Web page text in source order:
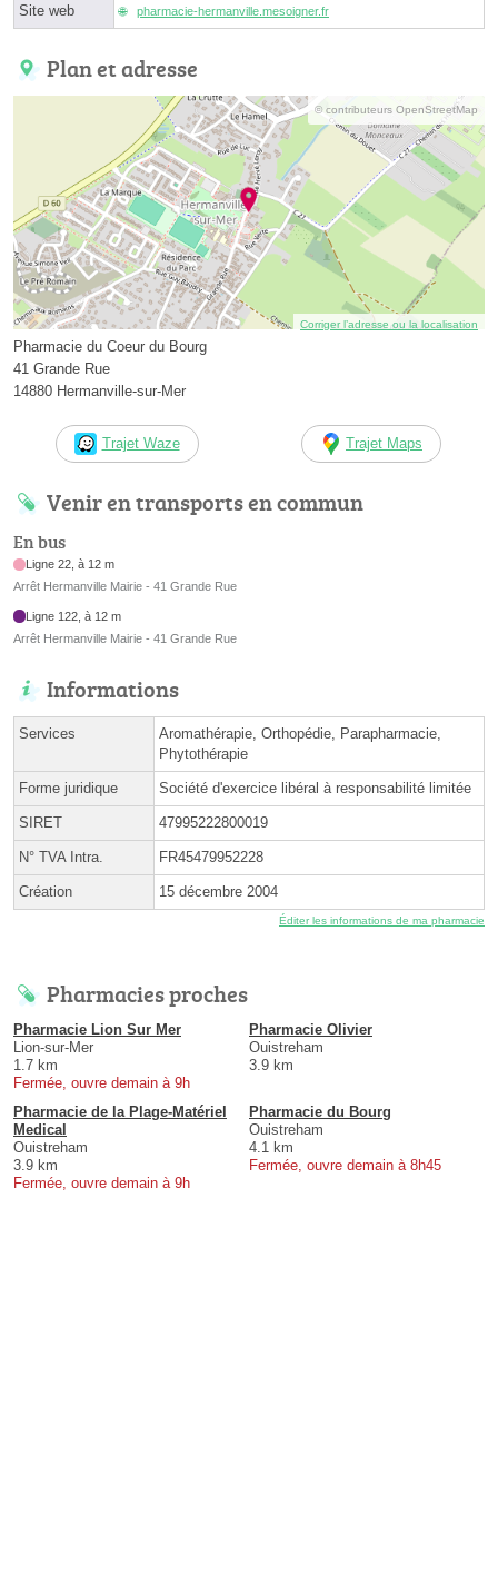
Site web pharmacie-hermanville.mesoigner.fr
Plan et adresse
© contributeurs OpenStreetMap
Corriger l’adresse ou la localisation
Pharmacie du Coeur du Bourg
41 Grande Rue
14880 Hermanville-sur-Mer
Trajet Waze Trajet Maps
Venir en transports en commun
En bus
Ligne 22, à 12 m
Arrêt Hermanville Mairie - 41 Grande Rue
Ligne 122, à 12 m
Arrêt Hermanville Mairie - 41 Grande Rue
Informations
Services
Aromathérapie, Orthopédie, Parapharmacie,
Phytothérapie
Forme juridique Société d'exercice libéral à responsabilité limitée
SIRET 47995222800019
N° TVA Intra. FR45479952228
Création 15 décembre 2004
Éditer les informations de ma pharmacie
Pharmacies proches
Pharmacie Lion Sur Mer
Lion-sur-Mer
1.7 km
Fermée, ouvre demain à 9h
Pharmacie Olivier
Ouistreham
3.9 km
Pharmacie de la Plage-Matériel
Medical
Ouistreham
3.9 km
Fermée, ouvre demain à 9h
Pharmacie du Bourg
Ouistreham
4.1 km
Fermée, ouvre demain à 8h45